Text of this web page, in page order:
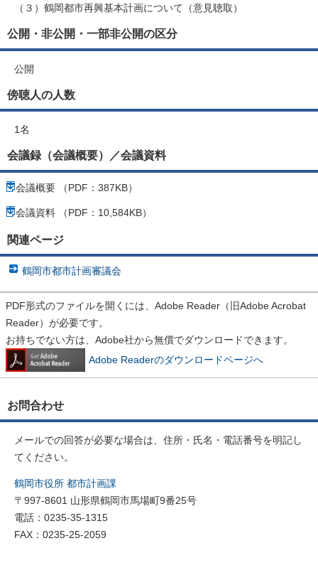
（３）鶴岡都市再興基本計画について（意見聴取）
公開・非公開・一部非公開の区分
公開
傍聴人の人数
1名
会議録（会議概要）／会議資料
会議概要 （PDF：387KB）
会議資料 （PDF：10,584KB）
関連ページ
鶴岡市都市計画審議会
PDF形式のファイルを開くには、Adobe Reader（旧Adobe Acrobat
Reader）が必要です。
お持ちでない方は、Adobe社から無償でダウンロードできます。
Adobe Readerのダウンロードページへ
お問合わせ
メールでの回答が必要な場合は、住所・氏名・電話番号を明記し
てください。
鶴岡市役所 都市計画課
〒997-8601 山形県鶴岡市馬場町9番25号
電話：0235-35-1315
FAX：0235-25-2059